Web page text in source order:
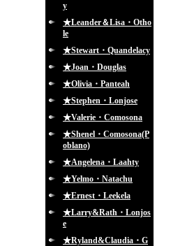
y
★Leander＆Lisa・Otho
le
★Stewart・Quandelacy
★Joan・Douglas
★Olivia・Panteah
★Stephen・Lonjose
★Valerie・Comosona
★Shenel・Comosona(P
oblano)
★Angelena・Laahty
★Yelmo・Natachu
★Ernest・Leekela
★Larry&Rath・Lonjos
e
★Ryland&Claudia・G